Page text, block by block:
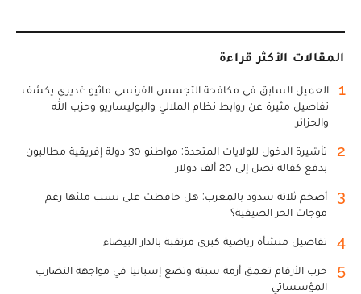
المقالات الأكثر قراءة
1
العميل السابق في مكافحة التجسس الفرنسي ماثيو غديري يكشف
تفاصيل مثيرة عن روابط نظام الملالي والبوليساريو وحزب الله
والجزائر
2
تأشيرة الدخول للولايات المتحدة: مواطنو 30 دولة إفريقية مطالبون
بدفع كفالة تصل إلى 20 ألف دولار
3
أضخم ثلاثة سدود بالمغرب: هل حافظت على نسب ملئها رغم
موجات الحر الصيفية؟
4 تفاصيل منشأة رياضية كبرى مرتقبة بالدار البيضاء
5
حرب الأرقام تعمق أزمة سبتة وتضع إسبانيا في مواجهة التضارب
المؤسساتي